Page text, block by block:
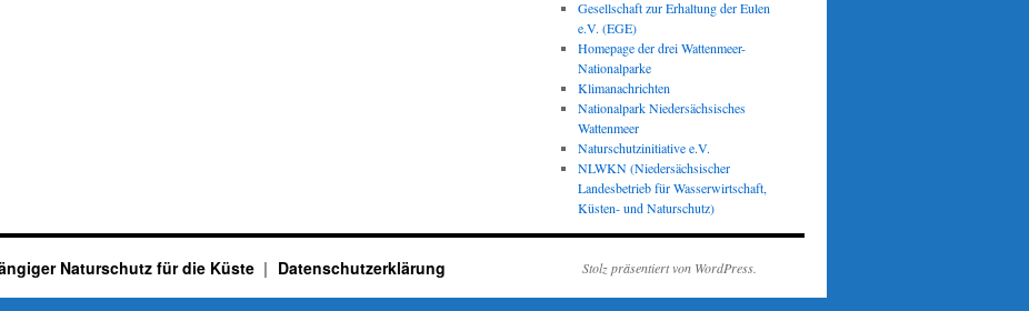
Gesellschaft zur Erhaltung der Eulen
e.V. (EGE)
Homepage der drei Wattenmeer-
Nationalparke
Klimanachrichten
Nationalpark Niedersächsisches
Wattenmeer
Naturschutzinitiative e.V.
NLWKN (Niedersächsischer
Landesbetrieb für Wasserwirtschaft,
Küsten- und Naturschutz)
Naturschutz für die Küste Datenschutzerklärung Stolz präsentiert von WordPress.